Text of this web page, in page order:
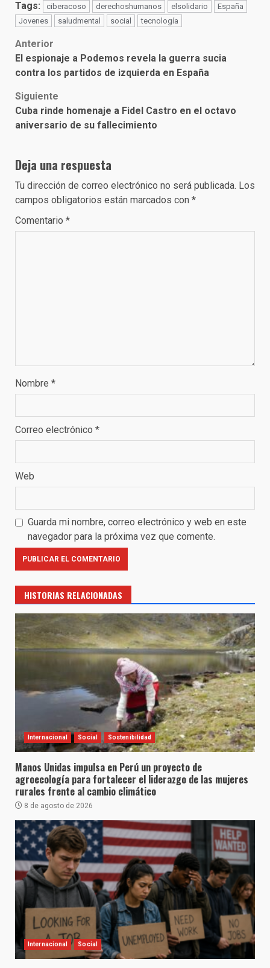
Tags: ciberacoso derechoshumanos elsolidario
España
Jovenes
saludmental social tecnología
Post
navigation
Anterior
El espionaje a Podemos revela la guerra sucia
contra los partidos de izquierda en España
Siguiente
Cuba rinde homenaje a Fidel Castro en el octavo
aniversario de su fallecimiento
Deja una respuesta
Tu dirección de correo electrónico no será publicada. Los
campos obligatorios están marcados con *
Comentario *
Nombre *
Correo electrónico *
Web
Guarda mi nombre, correo electrónico y web en este
navegador para la próxima vez que comente.
HISTORIAS RELACIONADAS
Internacional Social Sostenibilidad
Manos Unidas impulsa en Perú un proyecto de
agroecología para fortalecer el liderazgo de las mujeres
rurales frente al cambio climático
8 de agosto de 2026
Internacional Social